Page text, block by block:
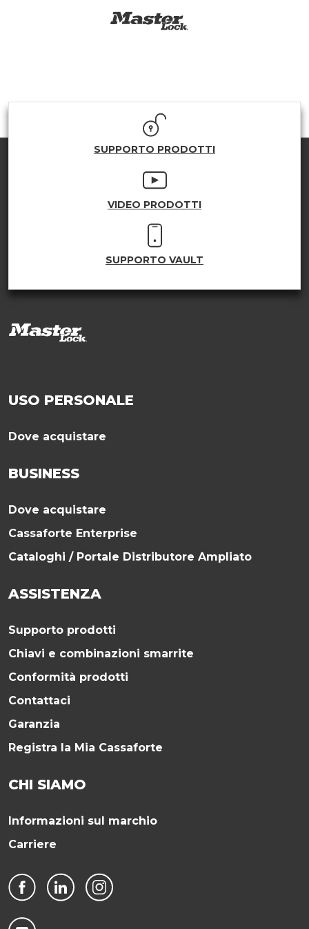
SUPPORTO PRODOTTI
VIDEO PRODOTTI
SUPPORTO VAULT
USO PERSONALE
Dove acquistare
BUSINESS
Dove acquistare
Cassaforte Enterprise
Cataloghi / Portale Distributore Ampliato
ASSISTENZA
Supporto prodotti
Chiavi e combinazioni smarrite
Conformità prodotti
Contattaci
Garanzia
Registra la Mia Cassaforte
CHI SIAMO
Informazioni sul marchio
Carriere